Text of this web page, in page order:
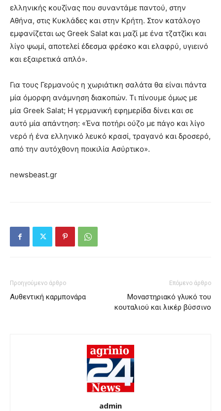
ελληνικής κουζίνας που συναντάμε παντού, στην
Αθήνα, στις Κυκλάδες και στην Κρήτη. Στον κατάλογο
εμφανίζεται ως Greek Salat και μαζί με ένα τζατζίκι και
λίγο ψωμί, αποτελεί έδεσμα φρέσκο και ελαφρύ, υγιεινό
και εξαιρετικά απλό».
Για τους Γερμανούς η χωριάτικη σαλάτα θα είναι πάντα
μία όμορφη ανάμνηση διακοπών. Τι πίνουμε όμως με
μία Greek Salat; H γερμανική εφημερίδα δίνει και σε
αυτό μία απάντηση: «Ένα ποτήρι ούζο με πάγο και λίγο
νερό ή ένα ελληνικό λευκό κρασί, τραγανό και δροσερό,
από την αυτόχθονη ποικιλία Ασύρτικο».
newsbeast.gr
Προηγούμενο άρθρο
Αυθεντική καρμπονάρα
Επόμενο άρθρο
Μοναστηριακό γλυκό του
κουταλιού και λικέρ βύσσινο
admin